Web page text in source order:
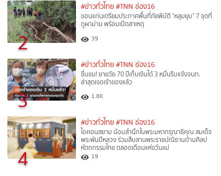
2
#ข่าวทั่วไทย #TNN ช่อง16
ขอนแก่นเตรียมประกาศพื้นที่ภัยพิบัติ "หลุมยุบ" 7 จุดที่
ภูผาม่าน พร้อมเปิดสาเหตุ
39
3
#ข่าวทั่วไทย #TNN ช่อง16
ชื่นชม! ยายวัย 70 ปีเก็บเงินได้ 3 หมื่นรีบแจ้งจนท.
ล่าสุดเจอเจ้าของแล้ว
1.8K
4
#ข่าวทั่วไทย #TNN ช่อง16
ไอคอนสยาม น้อมสำนึกในพระมหากรุณาธิคุณ สมเด็จ
พระพันปีหลวง ร่วมสืบสานพระราชปณิธานด้านศิลป
หัตถกรรมไทย ตลอดเดือนแห่งวันแม่
19